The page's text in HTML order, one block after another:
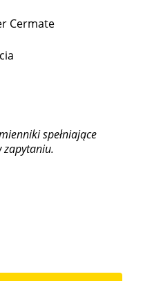
Cermate
spełniające
zapytaniu.